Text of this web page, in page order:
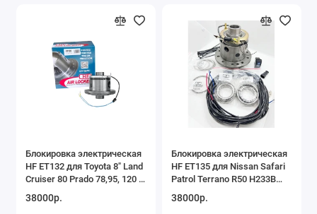
Блокировка электрическая
HF ET132 для Toyota 8" Land
Cruiser 80 Prado 78,95, 120 и
38000р.
Блокировка электрическая
HF ET135 для Nissan Safari
Patrol Terrano R50 H233B
38000р.